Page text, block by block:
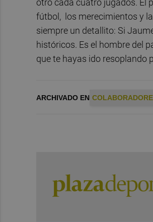
otro cada cuatro jugados. El
fútbol, los merecimientos y
siempre un detallito: Si
históricos. Es el hombre del
que te hayas ido resoplando
ARCHIVADO EN